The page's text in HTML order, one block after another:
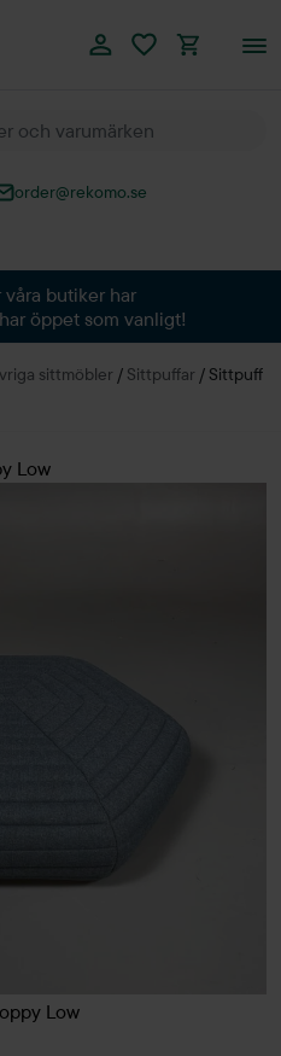
order@rekomo.se
produkter
våra butiker har
öppet som vanligt!
sittmöbler / Sittpuffar / Sittpuff